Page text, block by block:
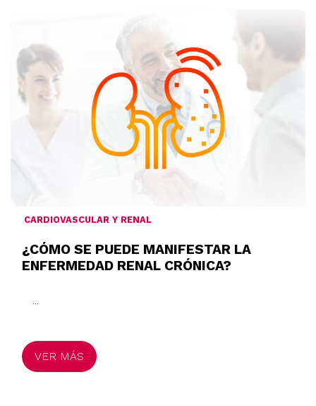
CARDIOVASCULAR Y RENAL
¿CÓMO SE PUEDE MANIFESTAR LA
ENFERMEDAD RENAL CRÓNICA?
...
VER MÁS